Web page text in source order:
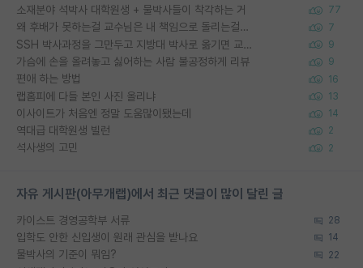
소재분야 석박사 대학원생 + 물박사들이 착각하는 거 77
왜 후배가 못하는걸 교수님은 내 책임으로 돌리는걸까요? 7
SSH 박사과정을 그만두고 지방대 박사로 옮기면 교수의 꿈은 끝일까요? 9
가슴에 손을 올려놓고 싫어하는 사람 불공정하게 리뷰 9
편애 하는 방법 16
랩홈피에 다들 본인 사진 올리냐 13
이사이트가 처음엔 정말 도움많이됐는데 14
역대급 대학원생 빌런 2
석사생의 고민 2
자유 게시판(아무개랩)에서 최근 댓글이 많이 달린 글
카이스트 경영공학부 서류 28
입학도 안한 신입생이 원래 관심을 받나요 14
물박사의 기준이 뭐임? 22